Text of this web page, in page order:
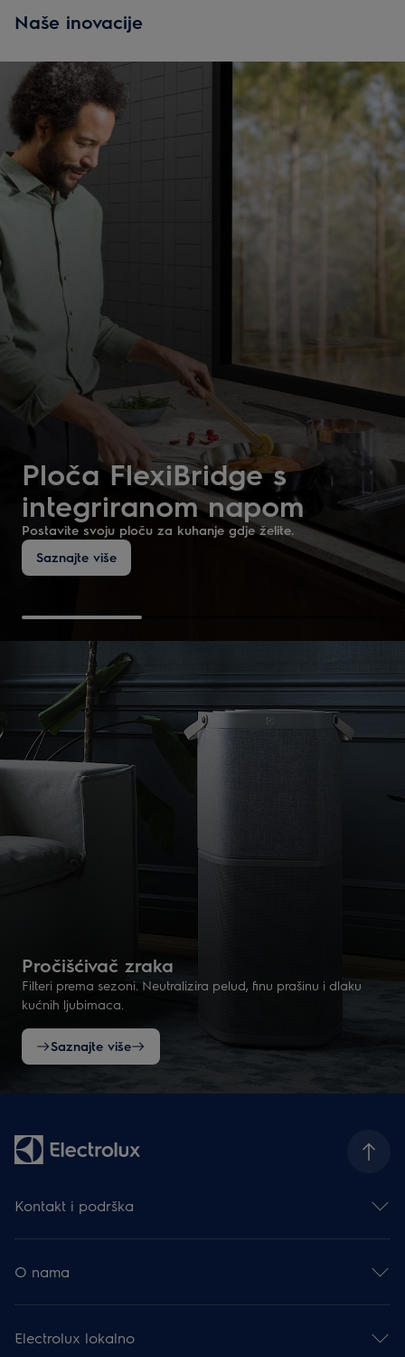
Naše inovacije
Ploča FlexiBridge s
integriranom napom
Postavite svoju ploču za kuhanje gdje želite.
Saznajte više
Pročišćivač zraka
Filteri prema sezoni. Neutralizira pelud, finu prašinu i dlaku
kućnih ljubimaca.
Saznajte više
Kontakt i podrška
Newsletter
Facebook
Instagram
Podrška
O nama
Karijera
Financijske informacije
Electrolux lokalno